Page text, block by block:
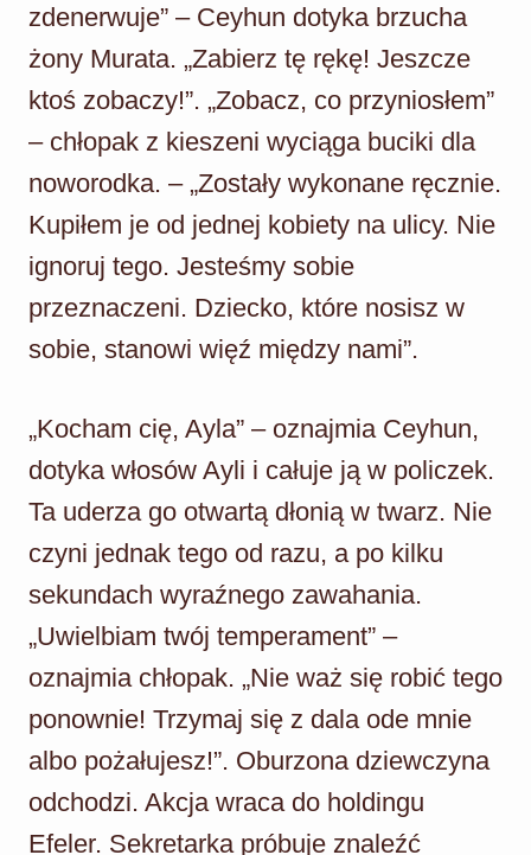
zdenerwuje” – Ceyhun dotyka brzucha
żony Murata. „Zabierz tę rękę! Jeszcze
ktoś zobaczy!”. „Zobacz, co przyniosłem”
– chłopak z kieszeni wyciąga buciki dla
noworodka. – „Zostały wykonane ręcznie.
Kupiłem je od jednej kobiety na ulicy. Nie
ignoruj tego. Jesteśmy sobie
przeznaczeni. Dziecko, które nosisz w
sobie, stanowi więź między nami”.
„Kocham cię, Ayla” – oznajmia Ceyhun,
dotyka włosów Ayli i całuje ją w policzek.
Ta uderza go otwartą dłonią w twarz. Nie
czyni jednak tego od razu, a po kilku
sekundach wyraźnego zawahania.
„Uwielbiam twój temperament” –
oznajmia chłopak. „Nie waż się robić tego
ponownie! Trzymaj się z dala ode mnie
albo pożałujesz!”. Oburzona dziewczyna
odchodzi. Akcja wraca do holdingu
Efeler. Sekretarka próbuje znaleźć